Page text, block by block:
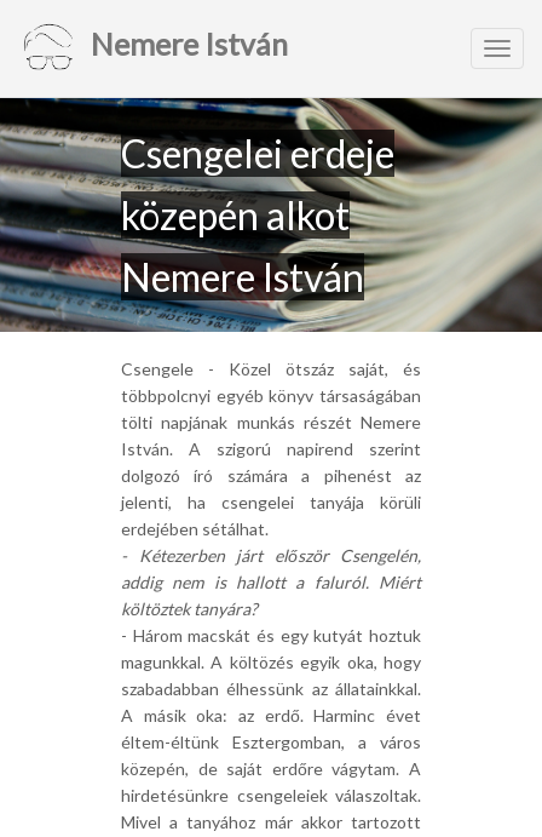
Nemere István
Csengelei erdeje
közepén alkot
Nemere István
Csengele - Közel ötszáz saját, és
többpolcnyi egyéb könyv társaságában
tölti napjának munkás részét Nemere
István. A szigorú napirend szerint
dolgozó író számára a pihenést az
jelenti, ha csengelei tanyája körüli
erdejében sétálhat.
- Kétezerben járt először Csengelén,
addig nem is hallott a faluról. Miért
költöztek tanyára?
- Három macskát és egy kutyát hoztuk
magunkkal. A költözés egyik oka, hogy
szabadabban élhessünk az állatainkkal.
A másik oka: az erdő. Harminc évet
éltem-éltünk Esztergomban, a város
közepén, de saját erdőre vágytam. A
hirdetésünkre csengeleiek válaszoltak.
Mivel a tanyához már akkor tartozott